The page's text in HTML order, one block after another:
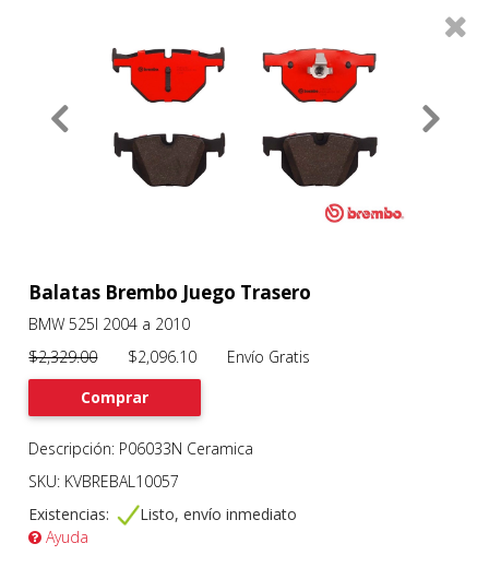
Services
0
Previous
Balatas Brembo Juego Trasero
BMW 525I 2004 a 2010
$2,329.00$2,096.10 Envío Gratis
Comprar
Descripción: P06033N Ceramica
SKU: KVBREBAL10057
Existencias:
Listo, envío inmediato
Ayuda